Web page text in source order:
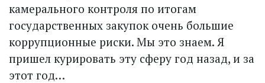
камерального контроля по итогам
государственных закупок очень большие
коррупционные риски. Мы это знаем. Я
пришел курировать эту сферу год назад, и за
этот год…